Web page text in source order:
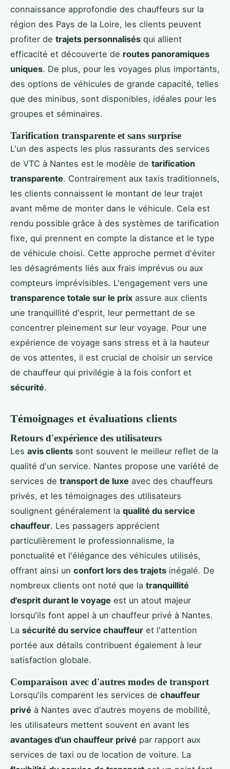
connaissance approfondie des chauffeurs sur la
région des Pays de la Loire, les clients peuvent
profiter de trajets personnalisés qui allient
efficacité et découverte de routes panoramiques
uniques. De plus, pour les voyages plus importants,
des options de véhicules de grande capacité, telles
que des minibus, sont disponibles, idéales pour les
groupes et séminaires.
Tarification transparente et sans surprise
L'un des aspects les plus rassurants des services
de VTC à Nantes est le modèle de tarification
transparente. Contrairement aux taxis traditionnels,
les clients connaissent le montant de leur trajet
avant même de monter dans le véhicule. Cela est
rendu possible grâce à des systèmes de tarification
fixe, qui prennent en compte la distance et le type
de véhicule choisi. Cette approche permet d'éviter
les désagréments liés aux frais imprévus ou aux
compteurs imprévisibles. L'engagement vers une
transparence totale sur le prix assure aux clients
une tranquillité d'esprit, leur permettant de se
concentrer pleinement sur leur voyage. Pour une
expérience de voyage sans stress et à la hauteur
de vos attentes, il est crucial de choisir un service
de chauffeur qui privilégie à la fois confort et
sécurité.
Témoignages et évaluations clients
Retours d'expérience des utilisateurs
Les avis clients sont souvent le meilleur reflet de la
qualité d'un service. Nantes propose une variété de
services de transport de luxe avec des chauffeurs
privés, et les témoignages des utilisateurs
soulignent généralement la qualité du service
chauffeur. Les passagers apprécient
particulièrement le professionnalisme, la
ponctualité et l'élégance des véhicules utilisés,
offrant ainsi un confort lors des trajets inégalé. De
nombreux clients ont noté que la tranquillité
d'esprit durant le voyage est un atout majeur
lorsqu'ils font appel à un chauffeur privé à Nantes.
La sécurité du service chauffeur et l'attention
portée aux détails contribuent également à leur
satisfaction globale.
Comparaison avec d'autres modes de transport
Lorsqu'ils comparent les services de chauffeur
privé à Nantes avec d'autres moyens de mobilité,
les utilisateurs mettent souvent en avant les
avantages d'un chauffeur privé par rapport aux
services de taxi ou de location de voiture. La